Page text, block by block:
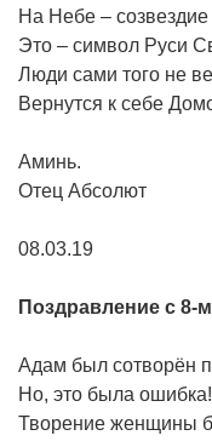
На Небе –
Это – символ Руси
Люди сами того не
Вернутся к себе
Аминь.
Отец Абсолют
08.03.19
Поздравление с 8-м
Адам был сотворён
Но, это была ошибка!
Творение женщины